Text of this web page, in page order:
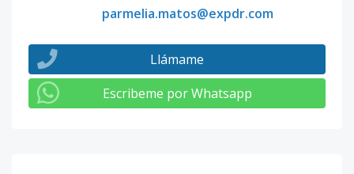
parmelia.matos@expdr.com
Llámame
Escribeme por Whatsapp